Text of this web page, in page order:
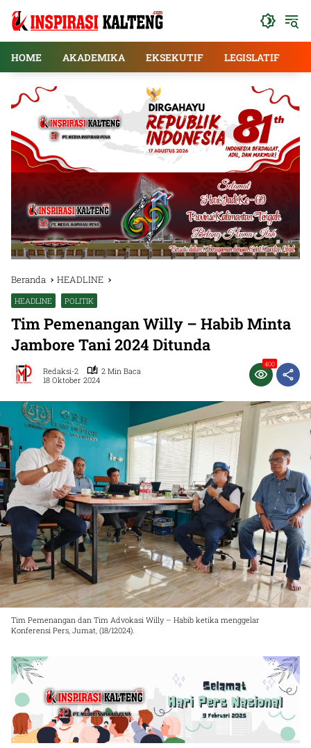
HOME
AKADEMIKA EKSEKUTIF LEGISLATIF
Beranda HEADLINE
HEADLINE POLITIK
Tim Pemenangan Willy – Habib Minta
Jambore Tani 2024 Ditunda
Redaksi-2
2 Min Baca
18 Oktober 2024
400
Tim Pemenangan dan Tim Advokasi Willy – Habib ketika menggelar
Konferensi Pers, Jumat, (18/12024).